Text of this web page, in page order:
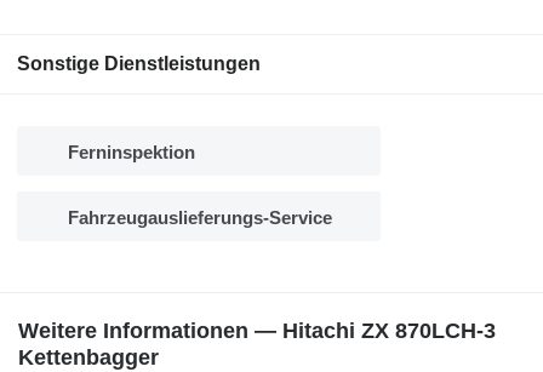
Sonstige Dienstleistungen
Ferninspektion
Fahrzeugauslieferungs-Service
Weitere Informationen — Hitachi ZX 870LCH-3
Kettenbagger